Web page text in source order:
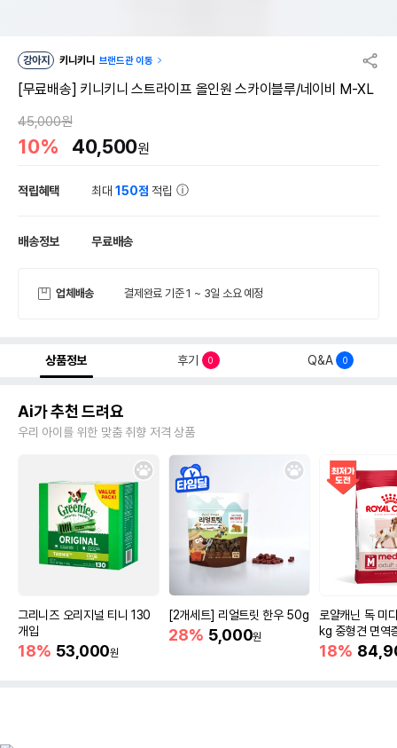
강아지 키니키니 브랜드관 이동
[무료배송] 키니키니 스트라이프 올인원 스카이블루/네이비 M-XL
45,000원
10% 40,500원
적립혜택 최대150점 적립
배송정보 무료배송
업체배송 결제완료 기준 1 ~ 3일 소요 예정
상품정보 후기 0 Q&A 0
Ai가 추천 드려요
우리 아이를 위한 맞춤 취향 저격 상품
그리니즈 오리지널 티니 130
개입
18% 53,000원
[2개세트] 리얼트릿 한우 50g
28% 5,000원
로얄캐닌 독 미
kg 중형견 면역
18%